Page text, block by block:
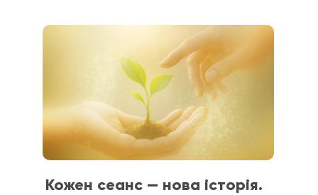
Кожен сеанс — нова історія.